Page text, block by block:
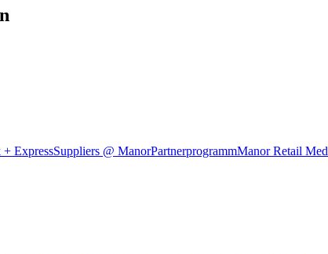
ExpressSuppliers @ ManorPartnerprogrammManor Retail